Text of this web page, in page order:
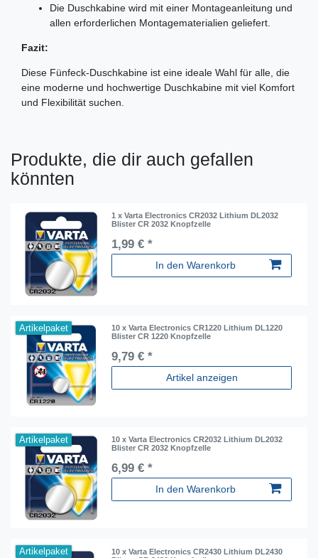
Die Duschkabine wird mit einer Montageanleitung und
allen erforderlichen Montagematerialien geliefert.
Fazit:
Diese Fünfeck-Duschkabine ist eine ideale Wahl für alle, die
eine moderne und hochwertige Duschkabine mit viel Komfort
und Flexibilität suchen.
Produkte, die dir auch gefallen
könnten
1 x Varta Electronics CR2032 Lithium DL2032
Blister CR 2032 Knopfzelle
1,99 € *
In den Warenkorb
Artikelpaket
10 x Varta Electronics CR1220 Lithium DL1220
Blister CR 1220 Knopfzelle
9,79 € *
Artikel anzeigen
Artikelpaket
10 x Varta Electronics CR2032 Lithium DL2032
Blister CR 2032 Knopfzelle
6,99 € *
In den Warenkorb
Artikelpaket
10 x Varta Electronics CR2430 Lithium DL2430